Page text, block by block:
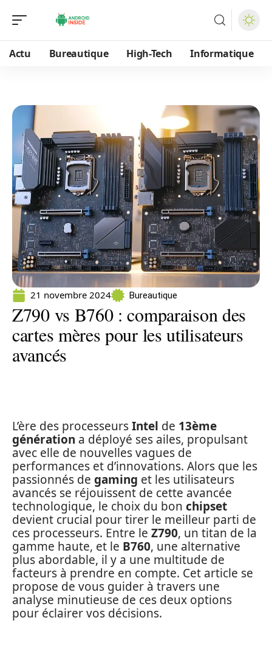
Actu Bureautique High-Tech Informatique
21 novembre 2024 Bureautique
Z790 vs B760 : comparaison des
cartes mères pour les utilisateurs
avancés
L’ère des processeursIntel de 13ème
génération a déployé ses ailes, propulsant
avec elle de nouvelles vagues de
performances et d’innovations. Alors que les
passionnés de gaming et les utilisateurs
avancés se réjouissent de cette avancée
technologique, le choix du bon chipset
devient crucial pour tirer le meilleur parti de
ces processeurs. Entre le Z790, un titan de la
gamme haute, et le B760, une alternative
plus abordable, il y a une multitude de
facteurs à prendre en compte. Cet article se
propose de vous guider à travers une
analyse minutieuse de ces deux options
pour éclairer vos décisions.